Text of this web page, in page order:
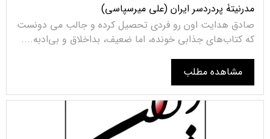
مدرنیتۀ پردردسر ایران (علی میرسپاسی)
صادق هدایت اون رو فردی تحصیل کرده و جالب می دونست
که کتاب‌های جذابی خونده، اما ضعیف، بداخلاق و بی‌ادبه....
مشاهده مطلب